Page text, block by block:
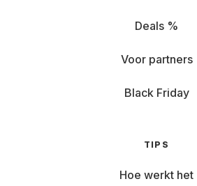
Deals %
Voor partners
Black Friday
TIPS
Hoe werkt het